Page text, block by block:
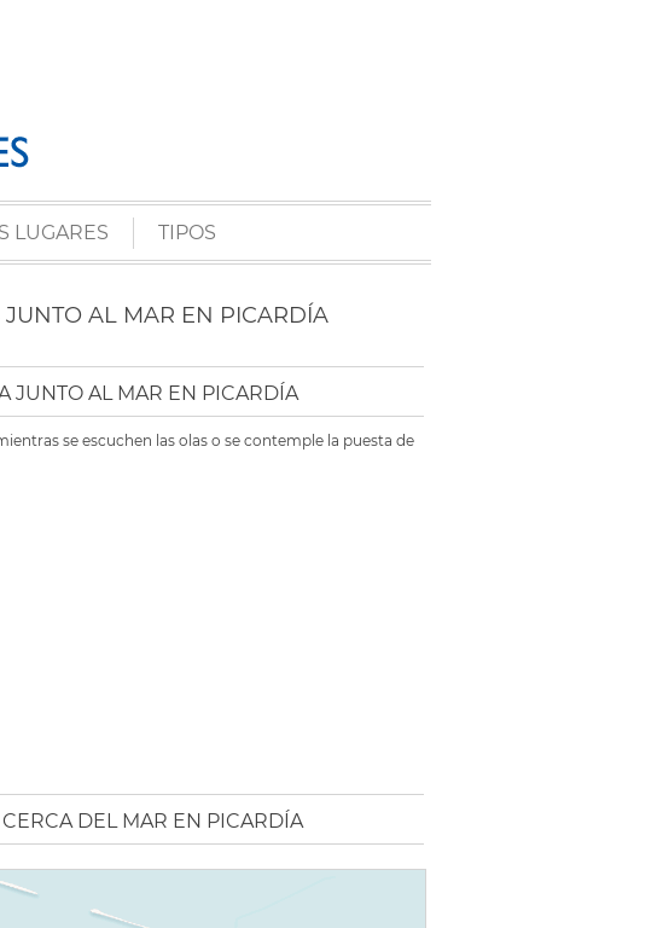
LUGARES TIPOS
JUNTO AL MAR EN PICARDÍA
JUNTO AL MAR EN PICARDÍA
se escuchen las olas o se contemple la puesta de
DEL MAR EN PICARDÍA